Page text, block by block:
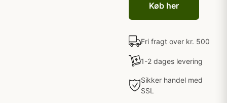
Køb her
Fri fragt over kr. 500
1-2 dages levering
Sikker handel med
SSL